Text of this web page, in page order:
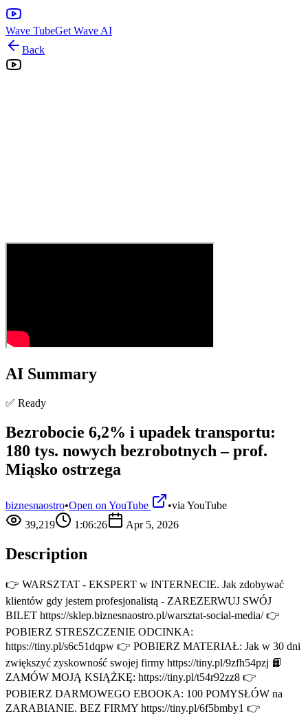
Wave TubeGet Wave AI
Back
AI Summary
✅ Ready
Bezrobocie 6,2% i upadek transportu:
180 tys. nowych bezrobotnych – prof.
Miąsko ostrzega
biznesnaostro•Open on YouTube •via YouTube
39,219
1:06:26 Apr 5, 2026
Description
👉 WARSZTAT - EKSPERT w INTERNECIE. Jak zdobywać
klientów gdy jestem profesjonalistą - ZAREZERWUJ SWÓJ
BILET https://sklep.biznesnaostro.pl/warsztat-social-media/ 👉
POBIERZ STRESZCZENIE ODCINKA:
https://tiny.pl/s6c51dqpw 👉 POBIERZ MATERIAŁ: Jak w 30 dni
zwiększyć zyskowność swojej firmy https://tiny.pl/9zfh54pzj 📙
ZAMÓW MOJĄ KSIĄŻKĘ: https://tiny.pl/t54r92zz8 👉
POBIERZ DARMOWEGO EBOOKA: 100 POMYSŁÓW na
ZARABIANIE. BEZ FIRMY https://tiny.pl/6f5bmby1 👉